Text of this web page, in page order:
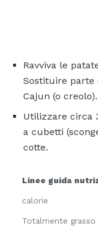
Ravviva le
Sostituire parte
Cajun (o creolo).
Utilizzare circa
a cubetti
cotte.
Linee guida
calorie
Totalmente grasso